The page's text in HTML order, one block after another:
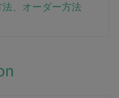
、オーダー方法